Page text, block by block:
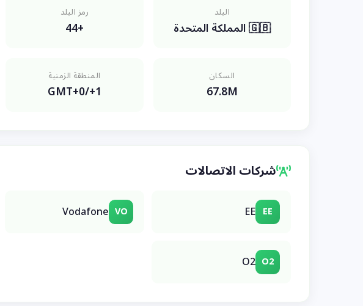
البلد
🇬🇧 المملكة المتحدة
رمز البلد
+44
السكان
67.8M
المنطقة الزمنية
GMT+0/+1
شركات الاتصالات
EE
EE
VO
Vodafone
O2
O2